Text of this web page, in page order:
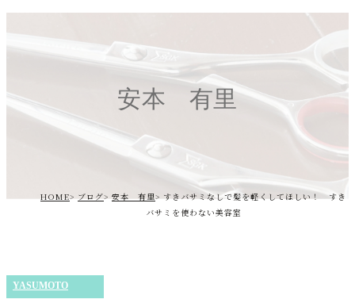
安本 有里
HOME ブログ 安本 有里
すきバサミなしで髪を軽くしてほしい！ すき
バサミを使わない美容室
YASUMOTO